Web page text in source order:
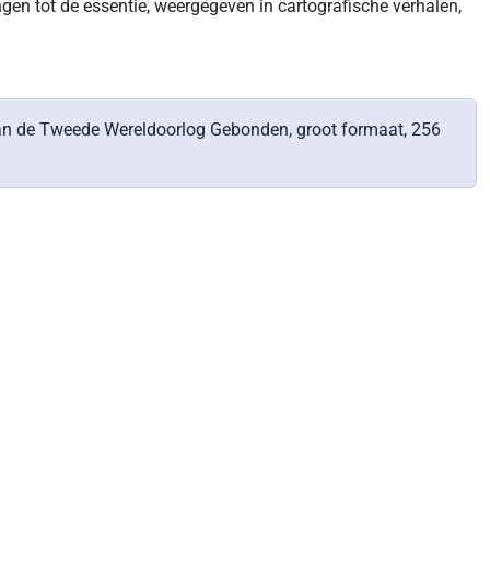
tot de essentie, weergegeven in cartografische verhalen,
de Tweede Wereldoorlog Gebonden, groot formaat, 256